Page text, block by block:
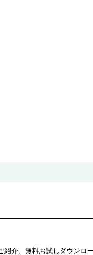
紹介、無料お試しダウンロ